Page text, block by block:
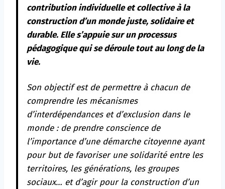
contribution individuelle et collective à la
construction d’un monde juste, solidaire et
durable. Elle s’appuie sur un processus
pédagogique qui se déroule tout au long de la
vie.
Son objectif est de permettre à chacun de
comprendre les mécanismes
d’interdépendances et d’exclusion dans le
monde : de prendre conscience de
l’importance d’une démarche citoyenne ayant
pour but de favoriser une solidarité entre les
territoires, les générations, les groupes
sociaux… et d’agir pour la construction d’un